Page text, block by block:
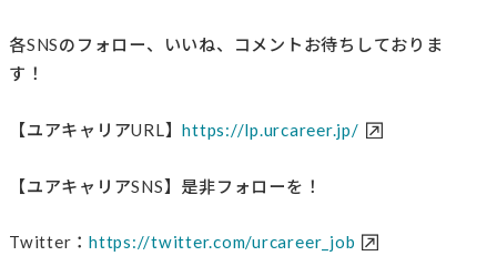
各SNSのフォロー、いいね、コメントお待ちしておりま
す！
【ユアキャリアURL】https://lp.urcareer.jp/
【ユアキャリアSNS】是非フォローを！
Twitter：https://twitter.com/urcareer_job